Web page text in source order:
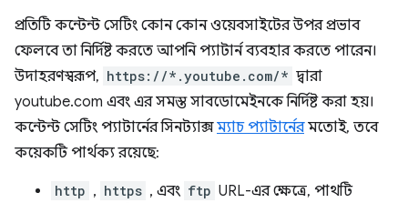
প্রতিটি কন্টেন্ট সেটিং কোন কোন ওয়েবসাইটের উপর প্রভাব
ফেলবে তা নির্দিষ্ট করতে আপনি প্যাটার্ন ব্যবহার করতে পারেন।
উদাহরণস্বরূপ, https://*.youtube.com/* দ্বারা
youtube.com এবং এর সমস্ত সাবডোমেইনকে নির্দিষ্ট করা হয়।
কন্টেন্ট সেটিং প্যাটার্নের সিনট্যাক্সম্যাচ প্যাটার্নেরমতোই, তবে
কয়েকটি পার্থক্য রয়েছে:
http , https , এবং ftp URL-এর ক্ষেত্রে, পাথটি